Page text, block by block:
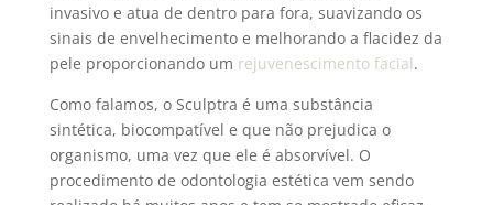
invasivo e atua de dentro para fora, suavizando os
sinais de envelhecimento e melhorando a flacidez da
pele proporcionando um rejuvenescimento facial.
Como falamos, o Sculptra é uma substância
sintética, biocompatível e que não prejudica o
organismo, uma vez que ele é absorvível. O
procedimento de odontologia estética vem sendo